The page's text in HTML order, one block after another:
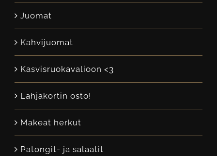
Juomat
Kahvijuomat
Kasvisruokavalioon <3
Lahjakortin osto!
Makeat herkut
Patongit- ja salaatit